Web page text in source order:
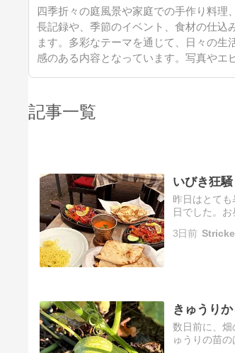
四季折々の庭風景や家庭での手作り料
長記録や、季節のイベント、食材の仕込
ます。多彩なテーマを通じて、日々の
感のある内容となっています。写真やエ
記事一覧
いびき狂騒
昨日はとて
日でした。
3日前
きゅうり
数日前に、畑
ゅうりの苗